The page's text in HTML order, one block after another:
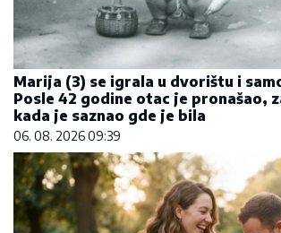
Marija (3) se igrala u dvorištu i
Posle 42 godine otac je pronašao,
kada je saznao gde je bila
06. 08. 2026 09:39